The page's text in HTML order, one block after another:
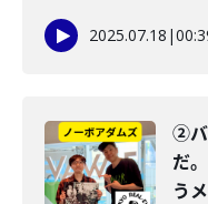
2025.07.18 |
②バ
だ
う